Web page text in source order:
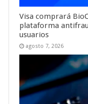
Visa comprará
plataforma
usuarios
agosto 7, 2026